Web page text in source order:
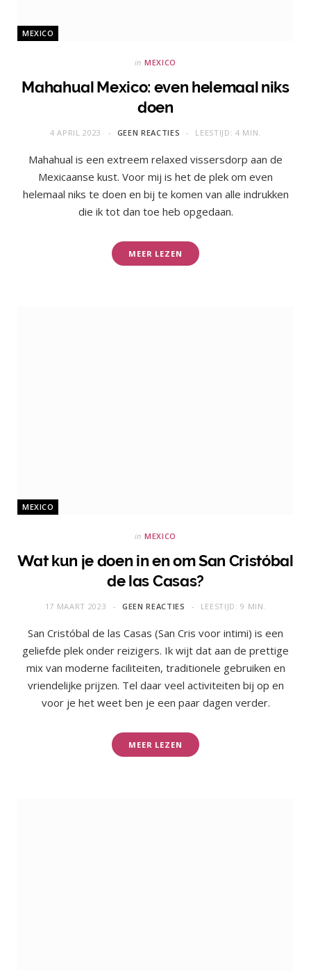
MEXICO
in MEXICO
Mahahual Mexico: even helemaal niks
doen
4 APRIL 2023 GEEN REACTIES LEESTIJD: 4 MIN.
Mahahual is een extreem relaxed vissersdorp aan de
Mexicaanse kust. Voor mij is het de plek om even
helemaal niks te doen en bij te komen van alle indrukken
die ik tot dan toe heb opgedaan.
MEER LEZEN
MEXICO
in MEXICO
Wat kun je doen in en om San Cristóbal
de las Casas?
17 MAART 2023 GEEN REACTIES LEESTIJD: 9 MIN.
San Cristóbal de las Casas (San Cris voor intimi) is een
geliefde plek onder reizigers. Ik wijt dat aan de prettige
mix van moderne faciliteiten, traditionele gebruiken en
vriendelijke prijzen. Tel daar veel activiteiten bij op en
voor je het weet ben je een paar dagen verder.
MEER LEZEN